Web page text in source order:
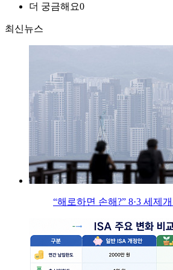
더 궁금해요0
최신뉴스
“해로하면 손해?” 8·3 세제